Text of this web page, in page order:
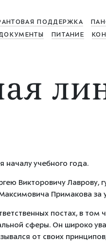
ПОДДЕРЖКА
ПИТАНИЕ
началу учебного года.
Викторовичу Лаврову,
Примакова за
постах, в том
сферы. Он широко
от своих